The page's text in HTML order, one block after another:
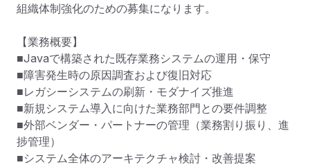
組織体制強化のための募集になります。
【業務概要】
■Javaで構築された既存業務システムの運用・保守
■障害発生時の原因調査および復旧対応
■レガシーシステムの刷新・モダナイズ推進
■新規システム導入に向けた業務部門との要件調整
■外部ベンダー・パートナーの管理（業務割り振り、進
捗管理）
■システム全体のアーキテクチャ検討・改善提案